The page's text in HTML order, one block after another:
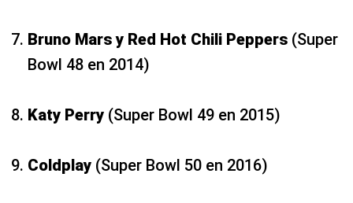
Bruno Mars y Red Hot Chili Peppers (Super
Bowl 48 en 2014)
Katy Perry (Super Bowl 49 en 2015)
Coldplay (Super Bowl 50 en 2016)